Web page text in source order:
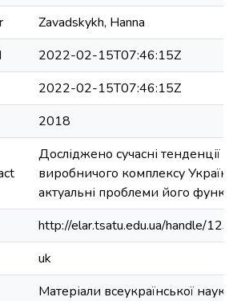
Zavadskykh, Hanna
2022-02-15T07:46:15Z
2022-02-15T07:46:15Z
2018
Досліджено сучасні тенденції
виробничого комплексу
актуальні проблеми його
http://elar.tsatu.edu.ua/handle/
uk
Матеріали всеукраїнської